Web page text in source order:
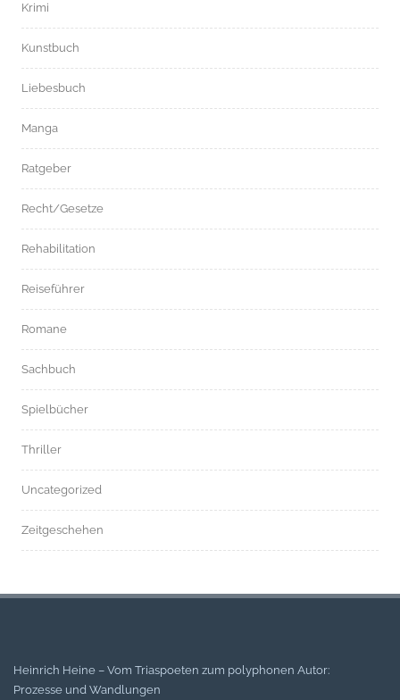
Krimi
Kunstbuch
Liebesbuch
Manga
Ratgeber
Recht/Gesetze
Rehabilitation
Reiseführer
Romane
Sachbuch
Spielbücher
Thriller
Uncategorized
Zeitgeschehen
Heinrich Heine – Vom Triaspoeten zum polyphonen Autor:
Prozesse und Wandlungen